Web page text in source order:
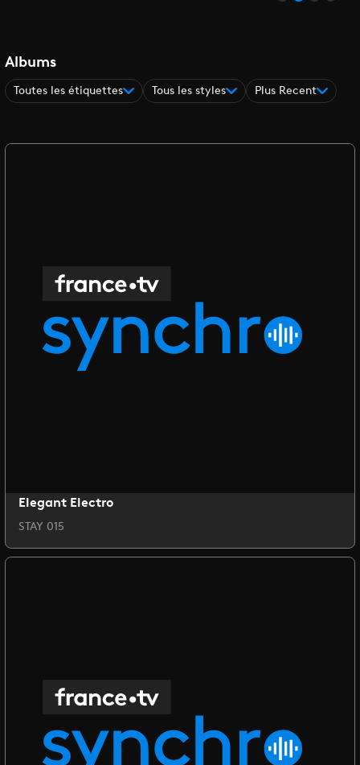
Albums
Toutes les étiquettes Tous les styles Plus Recent
Elegant Electro
STAY 015